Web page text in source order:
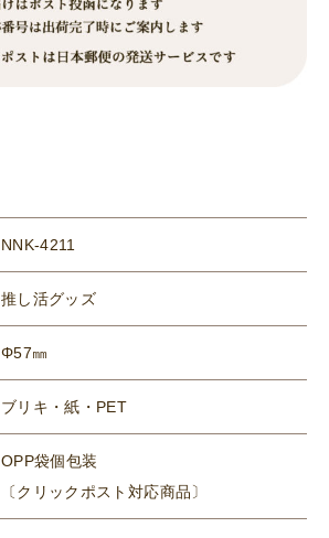
NNK-4211
推し活グッズ
Φ57㎜
ブリキ・紙・PET
OPP袋個包装
〔クリックポスト対応商品〕